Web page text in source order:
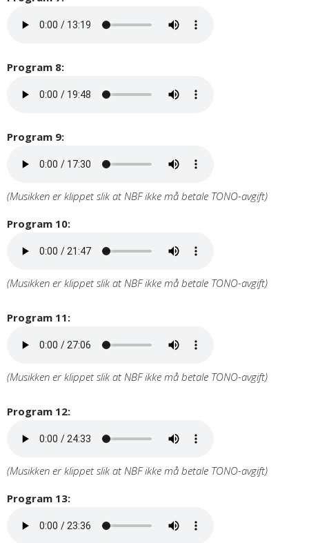
Program 8:
Program 9:
(Musikken er klippet slik at NBF ikke må betale TONO-avgift)
Program 10:
(Musikken er klippet slik at NBF ikke må betale TONO-avgift)
Program 11:
(Musikken er klippet slik at NBF ikke må betale TONO-avgift)
Program 12:
(Musikken er klippet slik at NBF ikke må betale TONO-avgift)
Program 13: